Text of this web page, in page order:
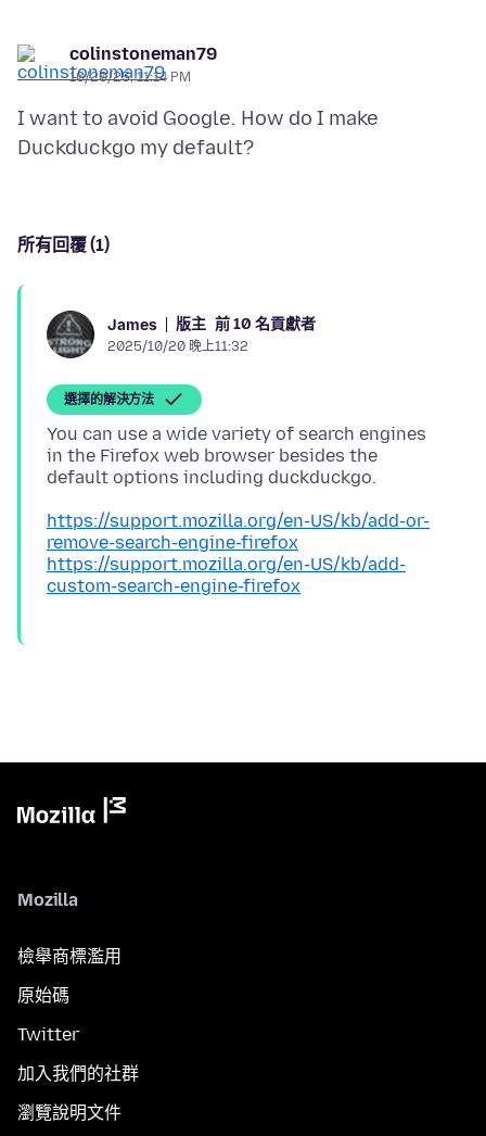
colinstoneman79
10/20/25, 11:14 PM
I want to avoid Google. How do I make
所有回覆 (1)
James 版主 前 10 名貢獻者
2025/10/20 晚上11:32
選擇的解決方法
You can use a wide variety of search engines
in the Firefox web browser besides the
https://support.mozilla.org/en-US/kb/add-or-
remove-search-engine-firefox
https://support.mozilla.org/en-US/kb/add-
custom-search-engine-firefox
Mozilla
檢舉商標濫用
原始碼
Twitter
加入我們的社群
瀏覽說明文件